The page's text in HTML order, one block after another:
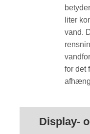
liter
vand.
for det
Display-